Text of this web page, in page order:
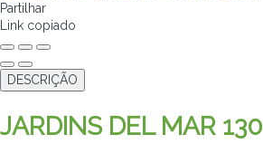
Partilhar
Link copiado
DESCRIÇÃO
JARDINS DEL MAR 130